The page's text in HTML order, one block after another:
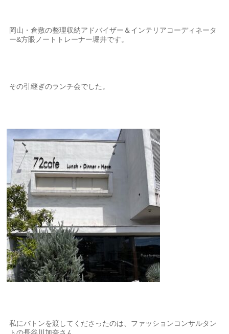
岡山・倉敷の整理収納アドバイザー＆インテリアコーディネータ
ー&方眼ノートトレーナー堀井です。
その引継ぎのランチ会でした。
私にバトンを渡してくださったのは、ファッションコンサルタン
トの長谷川加奈さん。